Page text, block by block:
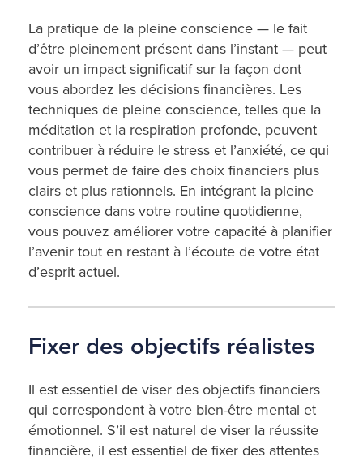
La pratique de la pleine conscience — le fait
d’être pleinement présent dans l’instant — peut
avoir un impact significatif sur la façon dont
vous abordez les décisions financières. Les
techniques de pleine conscience, telles que la
méditation et la respiration profonde, peuvent
contribuer à réduire le stress et l’anxiété, ce qui
vous permet de faire des choix financiers plus
clairs et plus rationnels. En intégrant la pleine
conscience dans votre routine quotidienne,
vous pouvez améliorer votre capacité à planifier
l’avenir tout en restant à l’écoute de votre état
d’esprit actuel.
Fixer des objectifs réalistes
Il est essentiel de viser des objectifs financiers
qui correspondent à votre bien-être mental et
émotionnel. S’il est naturel de viser la réussite
financière, il est essentiel de fixer des attentes